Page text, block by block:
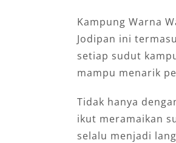
Kampung Warna
Jodipan ini
setiap sudut
mampu menarik
Tidak hanya
ikut meramaikan
selalu menjadi